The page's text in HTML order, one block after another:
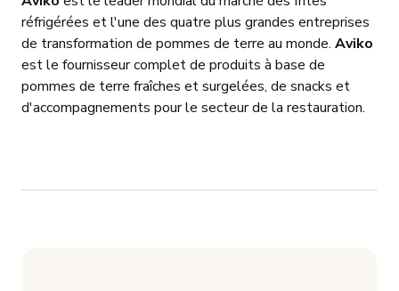
CONTACT
réfrigérées et l'une des quatre plus grandes entreprises
de transformation de pommes de terre au monde. Aviko
est le fournisseur complet de produits à base de
pommes de terre fraîches et surgelées, de snacks et
d'accompagnements pour le secteur de la restauration.